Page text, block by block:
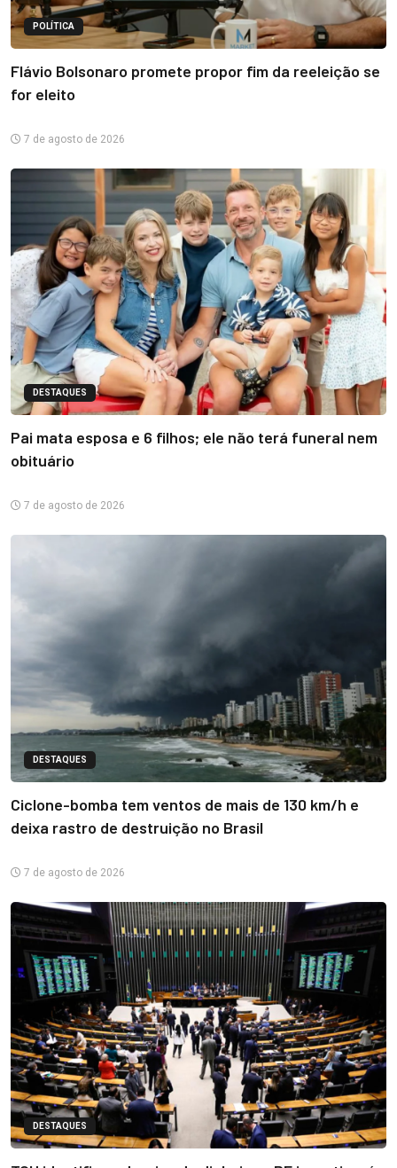
POLÍTICA
Flávio Bolsonaro promete propor fim da reeleição se
for eleito
7 de agosto de 2026
DESTAQUES
Pai mata esposa e 6 filhos; ele não terá funeral nem
obituário
7 de agosto de 2026
DESTAQUES
Ciclone-bomba tem ventos de mais de 130 km/h e
deixa rastro de destruição no Brasil
7 de agosto de 2026
DESTAQUES